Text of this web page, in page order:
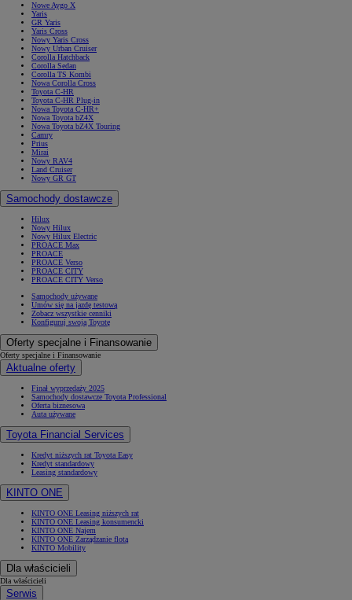
Nowe Aygo X
Yaris
GR Yaris
Yaris Cross
Nowy Yaris Cross
Nowy Urban Cruiser
Corolla Hatchback
Corolla Sedan
Corolla TS Kombi
Nowa Corolla Cross
Toyota C-HR
Toyota C-HR Plug-in
Nowa Toyota C-HR+
Nowa Toyota bZ4X
Nowa Toyota bZ4X Touring
Camry
Prius
Mirai
Nowy RAV4
Land Cruiser
Nowy GR GT
Samochody dostawcze
Hilux
Nowy Hilux
Nowy Hilux Electric
PROACE Max
PROACE
PROACE Verso
PROACE CITY
PROACE CITY Verso
Samochody używane
Umów się na jazdę testową
Zobacz wszystkie cenniki
Konfiguruj swoją Toyotę
Oferty specjalne i Finansowanie
Oferty specjalne i Finansowanie
Aktualne oferty
Finał wyprzedaży 2025
Samochody dostawcze Toyota Professional
Oferta biznesowa
Auta używane
Toyota Financial Services
Kredyt niższych rat Toyota Easy
Kredyt standardowy
Leasing standardowy
KINTO ONE
KINTO ONE Leasing niższych rat
KINTO ONE Leasing konsumencki
KINTO ONE Najem
KINTO ONE Zarządzanie flotą
KINTO Mobility
Dla właścicieli
Dla właścicieli
Serwis